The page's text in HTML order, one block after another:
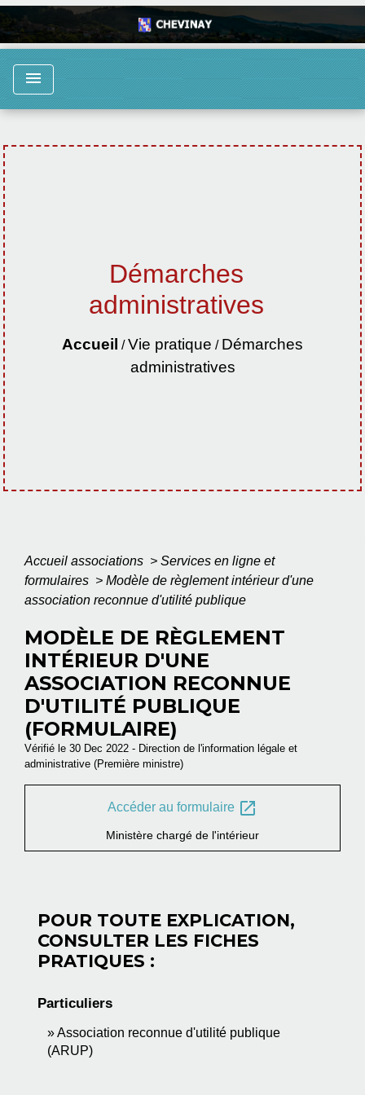
menu
Démarches
administratives
Accueil /Vie pratique / Démarches
administratives
Accueil associations > Services en ligne et
formulaires > Modèle de règlement intérieur d'une
association reconnue d'utilité publique
MODÈLE DE RÈGLEMENT
INTÉRIEUR D'UNE
ASSOCIATION RECONNUE
D'UTILITÉ PUBLIQUE
(FORMULAIRE)
Vérifié le 30 Dec 2022 - Direction de l'information légale et
administrative (Première ministre)
Accéder au formulaire open_in_new
Ministère chargé de l'intérieur
POUR TOUTE EXPLICATION,
CONSULTER LES FICHES
PRATIQUES :
Particuliers
Association reconnue d'utilité publique
(ARUP)